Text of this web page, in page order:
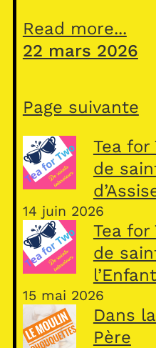
Read more...
22 mars 2026
Page suivante
Tea
de
14 juin 2026
Tea
de
15 mai 2026
Dans
Père